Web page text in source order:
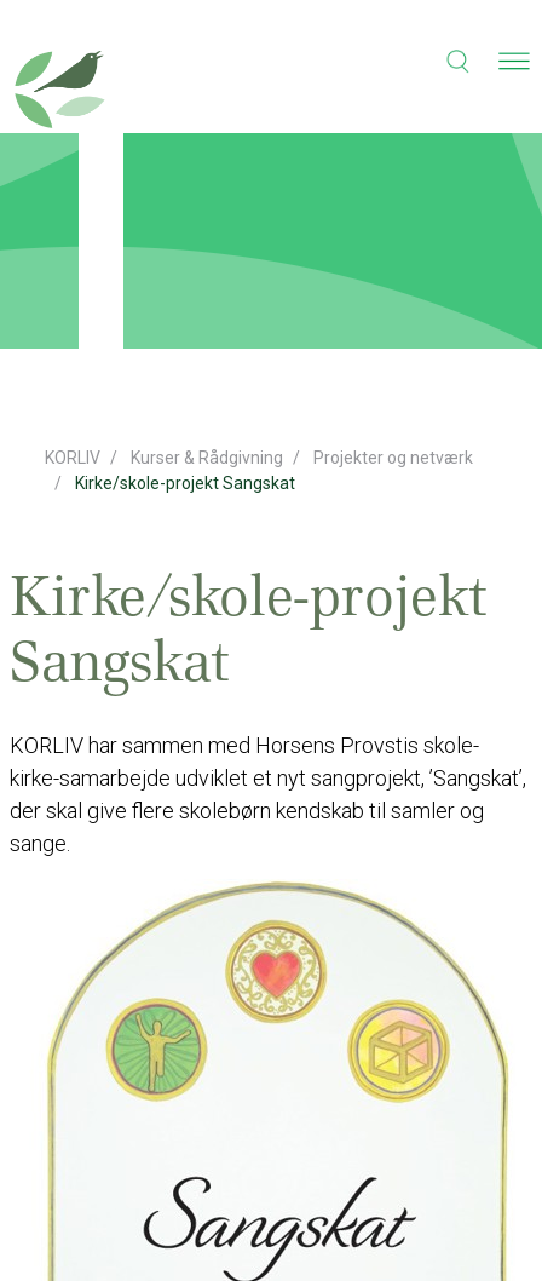
KORLIV Kurser & Rådgivning
Projekter og netværk
Kirke/skole-projekt Sangskat
Kirke/skole-projekt
Sangskat
KORLIV har sammen med Horsens Provstis skole-
kirke-samarbejde udviklet et nyt sangprojekt, ’Sangskat’,
der skal give flere skolebørn kendskab til samler og
sange.